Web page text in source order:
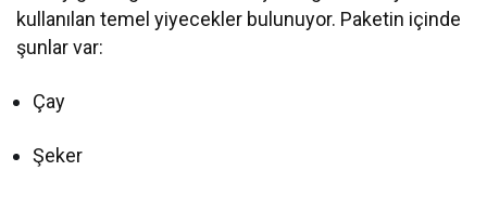
kullanılan temel yiyecekler bulunuyor. Paketin içinde
şunlar var:
Çay
Şeker